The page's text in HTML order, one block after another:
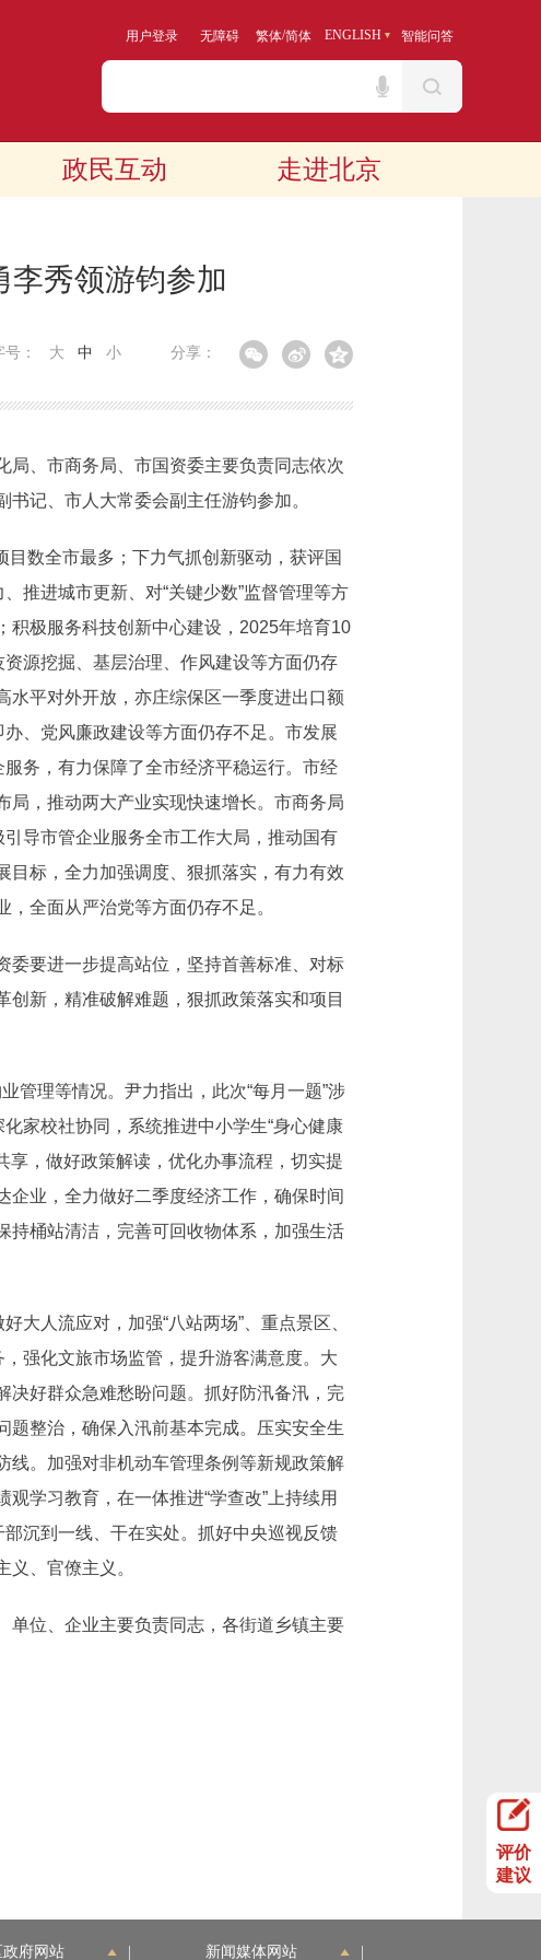
用户登录 无障碍 繁体/简体 ENGLISH 智能问答
政民互动 走进北京
李秀领游钧参加
分享：
号： 大 中 小
、市商务局、市国资委主要负责同志依次
记、市人大常委会副主任游钧参加。
数全市最多；下力气抓创新驱动，获评国
推进城市更新、对“关键少数”监督管理等方
积极服务科技创新中心建设，2025年培育10
源挖掘、基层治理、作风建设等方面仍存
水平对外开放，亦庄综保区一季度进出口额
、党风廉政建设等方面仍存不足。市发展
务，有力保障了全市经济平稳运行。市经
局，推动两大产业实现快速增长。市商务局
导市管企业服务全市工作大局，推动国有
目标，全力加强调度、狠抓落实，有力有效
全面从严治党等方面仍存不足。
要进一步提高站位，坚持首善标准、对标
新，精准破解难题，狠抓政策落实和项目
理等情况。尹力指出，此次“每月一题”涉
家校社协同，系统推进中小学生“身心健康
享，做好政策解读，优化办事流程，切实提
业，全力做好二季度经济工作，确保时间
持桶站清洁，完善可回收物体系，加强生活
人流应对，加强“八站两场”、重点景区、
强化文旅市场监管，提升游客满意度。大
决好群众急难愁盼问题。抓好防汛备汛，完
题整治，确保入汛前基本完成。压实安全生
线。加强对非机动车管理条例等新规政策解
学习教育，在一体推进“学查改”上持续用
沉到一线、干在实处。抓好中央巡视反馈
、官僚主义。
位、企业主要负责同志，各街道乡镇主要
评价
建议
政府网站 新闻媒体网站